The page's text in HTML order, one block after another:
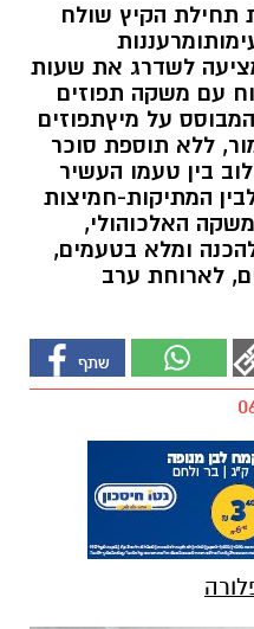
תחילת הקיץ שולח
לשדרג את שעות
עם משקה תפוזים
המבוסס על מיץתפוזים
פרימור, ללא תוספת סוכר
בין טעמו העשיר
המתיקות-חמיצות
האלכוהולי,
ומלא בטעמים,
לארוחת ערב